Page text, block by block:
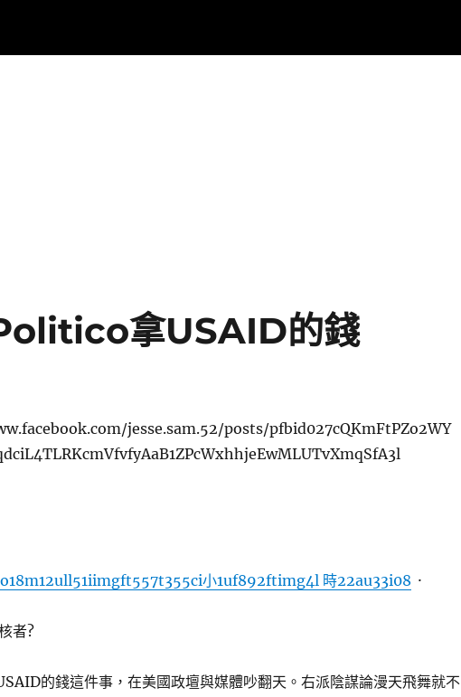
拿USAID的錢
jesse.sam.52/posts/pfbid027cQKmFtPZo2WY
小1uf892ftimg4l 時22au33i08 ·
者?
的錢這件事，在美國政壇與媒體吵翻天。右派陰謀論漫天飛舞就不